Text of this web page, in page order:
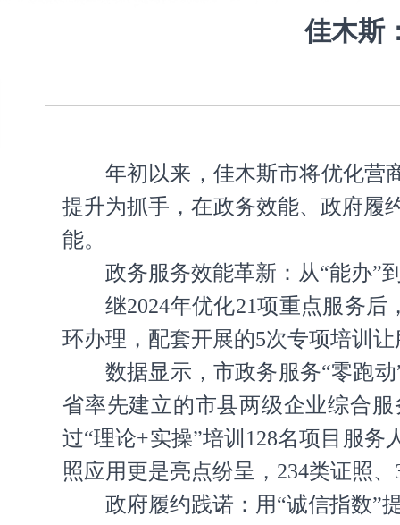
佳木斯
年初以来，佳木斯市将优化营
提升为抓手，在政务效能、政府履
能。
政务服务效能革新：从“能办”
继2024年优化21项重点服务
环办理，配套开展的5次专项培训
数据显示，市政务服务“零跑
省率先建立的市县两级企业综合
过“理论+实操”培训128名项目服
照应用更是亮点纷呈，234类证照
政府履约践诺：用“诚信指数”